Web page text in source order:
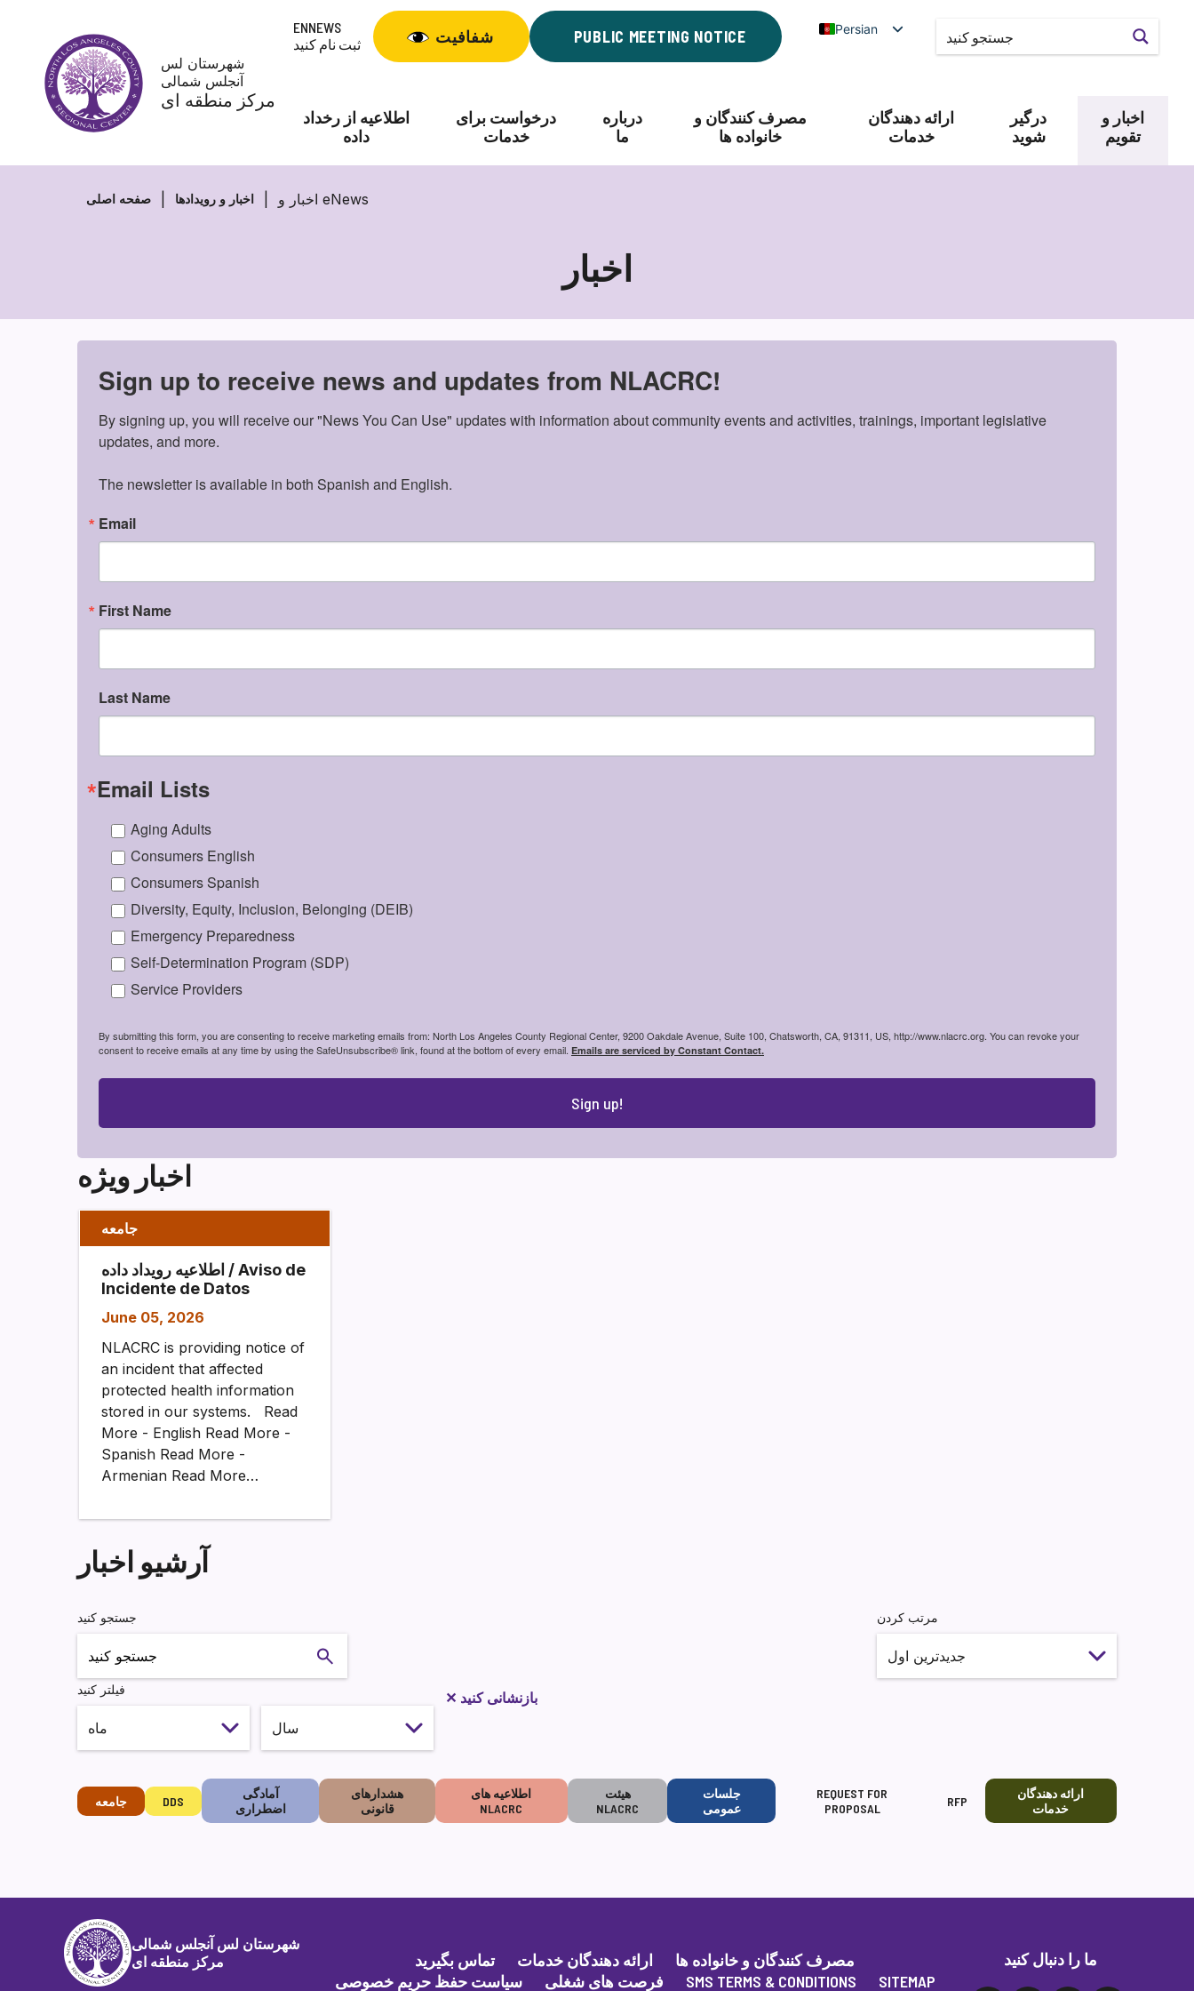
content
شهرستان لس
آنجلس شمالی
مرکز منطقه ای
ENNEWS
ثبت نام کنید
شفافیت PUBLIC MEETING NOTICE Persian
اطلاعیه از رخداد
داده
درخواست برای
خدمات
درباره
ما
مصرف کنندگان و
خانواده ها
ارائه دهندگان
خدمات
درگیر
شوید
اخبار و
تقویم
صفحه اصلی اخبار و رویدادها اخبار و eNews
اخبار
اخبار
Sign up to receive news and updates from NLACRC!
By signing up, you will receive our "News You Can Use" updates with information about community events and activities, trainings, important legislative
updates, and more.
The newsletter is available in both Spanish and English.
Email
First Name
Last Name
Email Lists
Aging Adults
Consumers English
Consumers Spanish
Diversity, Equity, Inclusion, Belonging (DEIB)
Emergency Preparedness
Self-Determination Program (SDP)
Service Providers
By submitting this form, you are consenting to receive marketing emails from: North Los Angeles County Regional Center, 9200 Oakdale Avenue, Suite 100, Chatsworth, CA, 91311, US, http://www.nlacrc.org. You can revoke your
consent to receive emails at any time by using the SafeUnsubscribe® link, found at the bottom of every email. Emails are serviced by Constant Contact.
Sign up!
اخبار ویژه
جامعه
اطلاعیه رویداد داده / Aviso de
Incidente de Datos
June 05, 2026
NLACRC is providing notice of
an incident that affected
protected health information
stored in our systems. Read
More - English Read More -
Spanish Read More -
Armenian Read More…
آرشیو اخبار
جستجو کنید
جستجو کنید
فیلتر کنید ✕ بازنشانی کنید
مرتب کردن
جامعه DDS
آمادگی
اضطراری
هشدارهای
قانونی
اطلاعیه های
NLACRC
هیئت
NLACRC
جلسات
عمومی
REQUEST FOR
PROPOSAL
RFP
ارائه دهندگان
خدمات
شهرستان لس آنجلس شمالی
مرکز منطقه ای
تماس بگیرید ارائه دهندگان خدمات
مصرف کنندگان و خانواده ها
سیاست حفظ حریم خصوصی
فرصت های شغلی SMS TERMS & CONDITIONS SITEMAP
ما را دنبال کنید